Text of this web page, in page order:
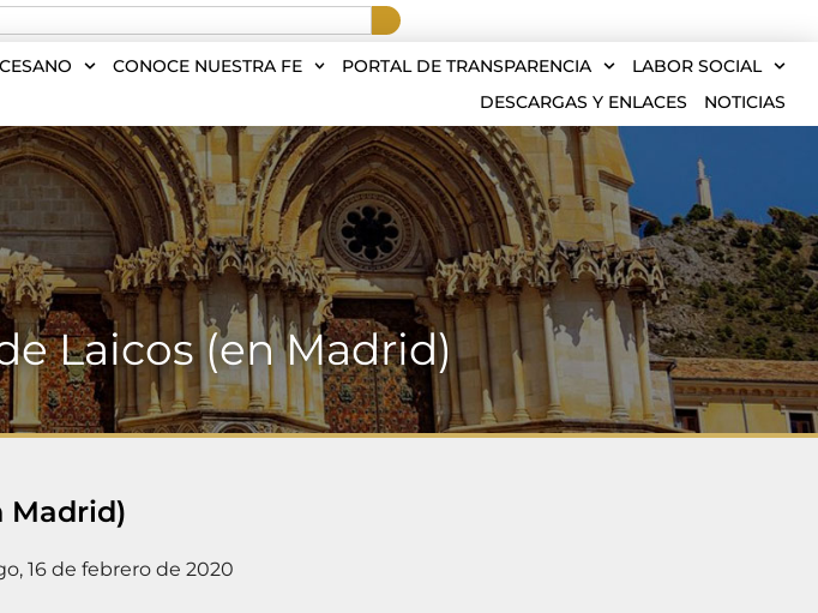
CONOCE NUESTRA FE PORTAL DE TRANSPARENCIA
LABOR SOCIAL
DESCARGAS Y ENLACES
NOTICIAS
Laicos (en Madrid)
Madrid)
16 de febrero de 2020